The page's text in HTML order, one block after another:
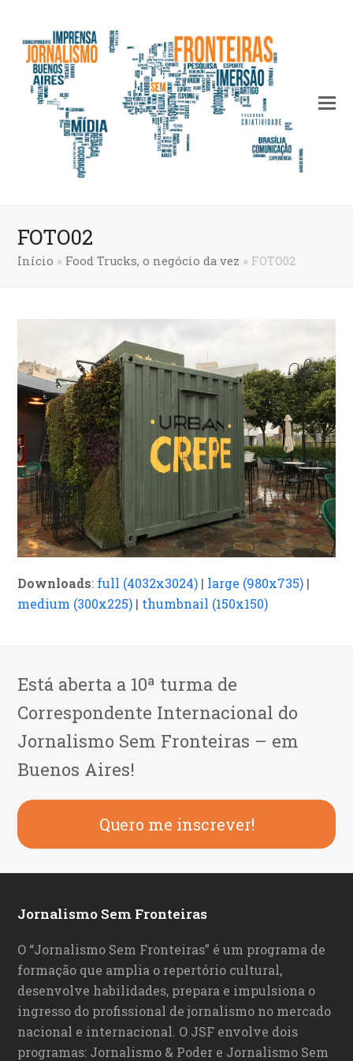
FOTO02
Início » Food Trucks, o negócio da vez » FOTO02
Downloads: full (4032x3024) | large (980x735) |
medium (300x225) | thumbnail (150x150)
Está aberta a 10ª turma de
Correspondente Internacional do
Jornalismo Sem Fronteiras – em
Buenos Aires!
Quero me inscrever!
Jornalismo Sem Fronteiras
O “Jornalismo Sem Fronteiras” é um programa de
formação que amplia o repertório cultural,
desenvolve habilidades, prepara e impulsiona o
ingresso do profissional de jornalismo no mercado
nacional e internacional. O JSF envolve dois
programas: Jornalismo & Poder e Jornalismo Sem